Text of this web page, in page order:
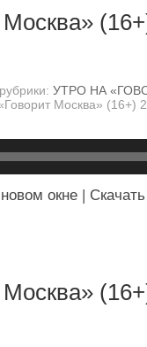
УТРО НА
Москва» (16+)
окне | Скачать